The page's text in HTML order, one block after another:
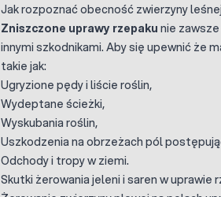
Jak rozpoznać obecność zwierzyny
Zniszczone uprawy rzepaku nie
innymi szkodnikami. Aby się upewnić że
takie jak:
Ugryzione pędy i liście roślin,
Wydeptane ścieżki,
Wyskubania roślin,
Uszkodzenia na obrzeżach pól
Odchody i tropy w ziemi.
Skutki żerowania jeleni i saren w uprawie